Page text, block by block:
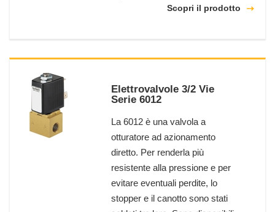
Scopri il prodotto
Elettrovalvole 3/2 Vie
Serie 6012
La 6012 è una valvola a
otturatore ad azionamento
diretto. Per renderla più
resistente alla pressione e per
evitare eventuali perdite, lo
stopper e il canotto sono stati